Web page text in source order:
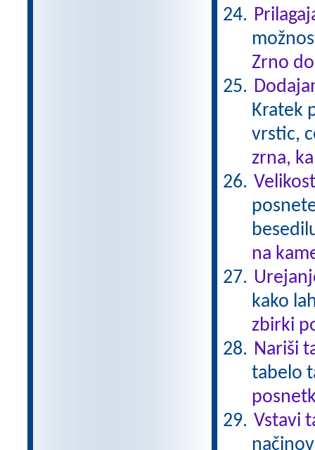
Zrno
Kratek
vrstic,
zrna,
na
kako
zbirki
Nariši
tabelo
Vstavi